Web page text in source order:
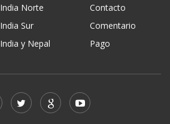
India Norte
India Sur
India y Nepal
Contacto
Comentario
Pago